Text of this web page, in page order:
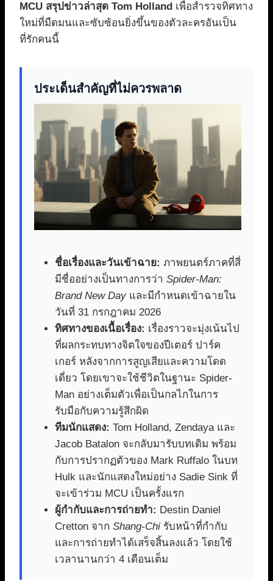
MCU สรุปข่าวล่าสุด Tom Holland เพื่อสำรวจทิศทาง
ใหม่ที่มืดมนและซับซ้อนยิ่งขึ้นของตัวละครอันเป็น
ที่รักคนนี้
ประเด็นสำคัญที่ไม่ควรพลาด
ชื่อเรื่องและวันเข้าฉาย: ภาพยนตร์ภาคที่สี่
มีชื่ออย่างเป็นทางการว่า Spider-Man:
Brand New Day และมีกำหนดเข้าฉายใน
วันที่ 31 กรกฎาคม 2026
ทิศทางของเนื้อเรื่อง: เรื่องราวจะมุ่งเน้นไป
ที่ผลกระทบทางจิตใจของปีเตอร์ ปาร์ค
เกอร์ หลังจากการสูญเสียและความโดด
เดี่ยว โดยเขาจะใช้ชีวิตในฐานะ Spider-
Man อย่างเต็มตัวเพื่อเป็นกลไกในการ
รับมือกับความรู้สึกผิด
ทีมนักแสดง: Tom Holland, Zendaya และ
Jacob Batalon จะกลับมารับบทเดิม พร้อม
กับการปรากฏตัวของ Mark Ruffalo ในบท
Hulk และนักแสดงใหม่อย่าง Sadie Sink ที่
จะเข้าร่วม MCU เป็นครั้งแรก
ผู้กำกับและการถ่ายทำ: Destin Daniel
Cretton จาก Shang-Chi รับหน้าที่กำกับ
และการถ่ายทำได้เสร็จสิ้นลงแล้ว โดยใช้
เวลานานกว่า 4 เดือนเต็ม